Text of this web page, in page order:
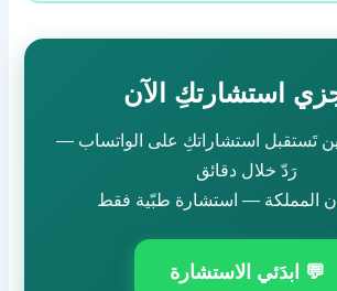
استشارتكِ الآن
تَستقبل استشاراتكِ على الواتساب —
رَدّ خلال دقائق
المملكة — استشارة طبّية فقط
💬 ابدَئي الاستشارة